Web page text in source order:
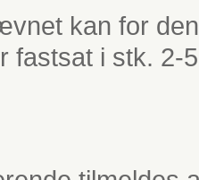
kan for
fastsat i stk.